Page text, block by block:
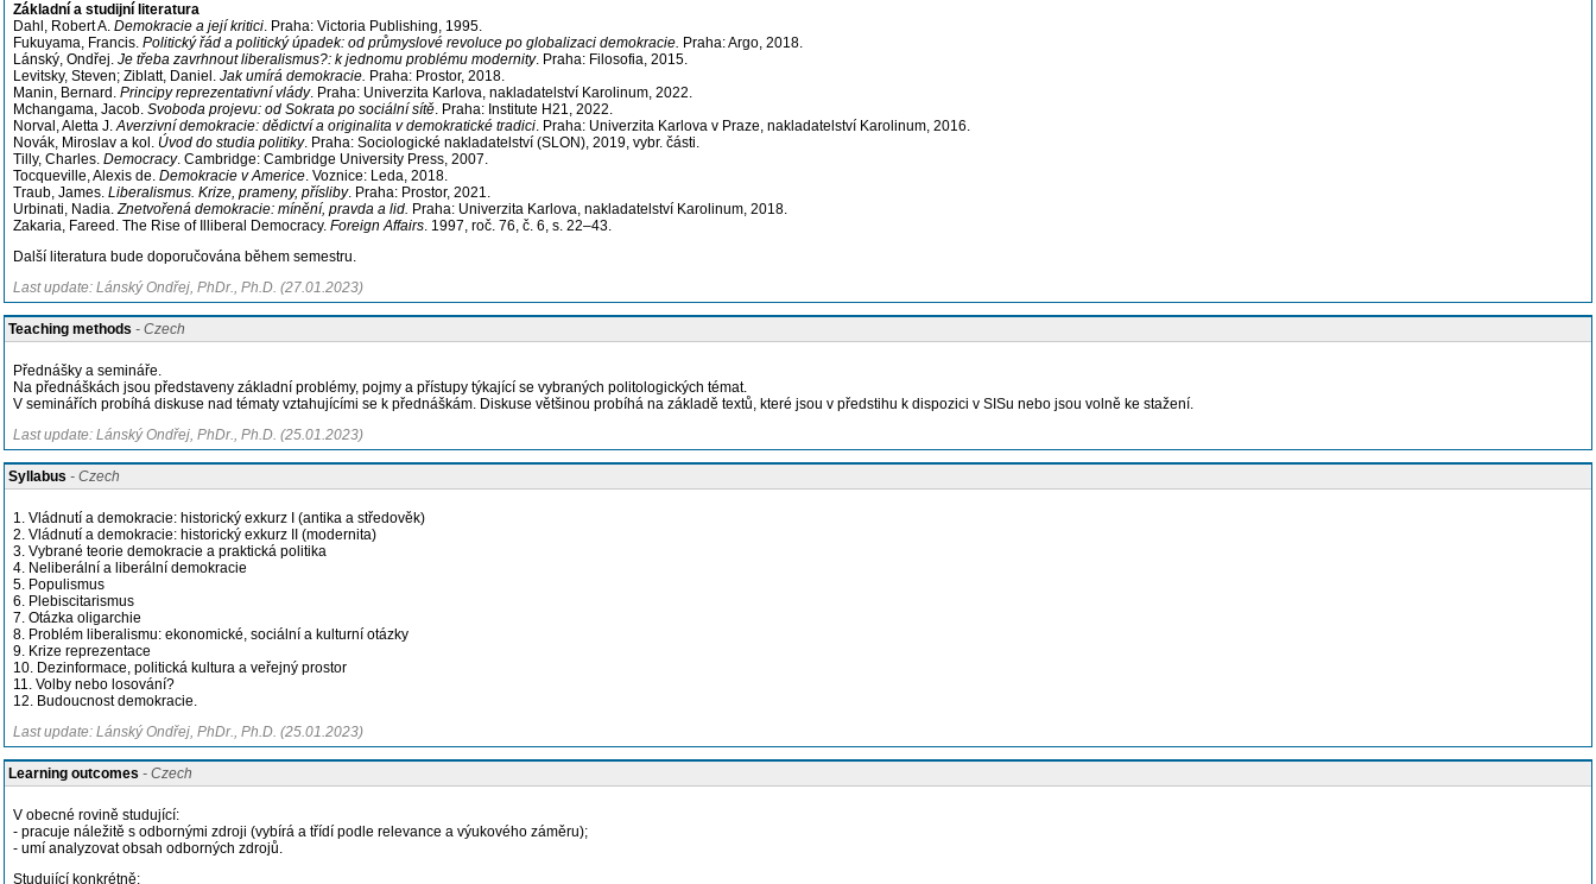
Základní a studijní literatura
Dahl, Robert A. Demokracie a její kritici. Praha: Victoria Publishing, 1995.
Fukuyama, Francis. Politický řád a politický úpadek: od průmyslové revoluce po globalizaci demokracie. Praha: Argo, 2018.
Lánský, Ondřej. Je třeba zavrhnout liberalismus?: k jednomu problému modernity. Praha: Filosofia, 2015.
Levitsky, Steven; Ziblatt, Daniel. Jak umírá demokracie. Praha: Prostor, 2018.
Manin, Bernard. Principy reprezentativní vlády. Praha: Univerzita Karlova, nakladatelství Karolinum, 2022.
Mchangama, Jacob. Svoboda projevu: od Sokrata po sociální sítě. Praha: Institute H21, 2022.
Norval, Aletta J.Averzivní demokracie: dědictví a originalita v demokratické tradici. Praha: Univerzita Karlova v Praze, nakladatelství Karolinum, 2016.
Novák, Miroslav a kol. Úvod do studia politiky. Praha: Sociologické nakladatelství (SLON), 2019, vybr. části.
Tilly, Charles. Democracy. Cambridge: Cambridge University Press, 2007.
Tocqueville, Alexis de. Demokracie v Americe. Voznice: Leda, 2018.
Traub, James. Liberalismus. Krize, prameny, přísliby. Praha: Prostor, 2021.
Urbinati, Nadia.Znetvořená demokracie: mínění, pravda a lid. Praha: Univerzita Karlova, nakladatelství Karolinum, 2018.
Zakaria, Fareed. The Rise of Illiberal Democracy. Foreign Affairs. 1997, roč. 76, č. 6, s. 22–43.
Další literatura bude doporučována během semestru.
Last update: Lánský Ondřej, PhDr., Ph.D. (27.01.2023)
Teaching methods - Czech
Přednášky a semináře.
Na přednáškách jsou představeny základní problémy, pojmy a přístupy týkající se vybraných politologických témat.
V seminářích probíhá diskuse nad tématy vztahujícími se k přednáškám. Diskuse většinou probíhá na základě textů, které jsou v předstihu k dispozici v SISu nebo jsou volně ke stažení.
Last update: Lánský Ondřej, PhDr., Ph.D. (25.01.2023)
Syllabus - Czech
1. Vládnutí a demokracie: historický exkurz I (antika a středověk)
2. Vládnutí a demokracie: historický exkurz II (modernita)
3. Vybrané teorie demokracie a praktická politika
4. Neliberální a liberální demokracie
5. Populismus
6. Plebiscitarismus
7. Otázka oligarchie
8. Problém liberalismu: ekonomické, sociální a kulturní otázky
9. Krize reprezentace
10. Dezinformace, politická kultura a veřejný prostor
11. Volby nebo losování?
12. Budoucnost demokracie.
Last update: Lánský Ondřej, PhDr., Ph.D. (25.01.2023)
Learning outcomes - Czech
V obecné rovině studující:
- pracuje náležitě s odbornými zdroji (vybírá a třídí podle relevance a výukového záměru);
- umí analyzovat obsah odborných zdrojů.
Studující konkrétně: